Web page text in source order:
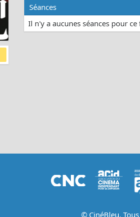
Séances
Il n'y a aucunes séances pour ce
© CinéBleu.